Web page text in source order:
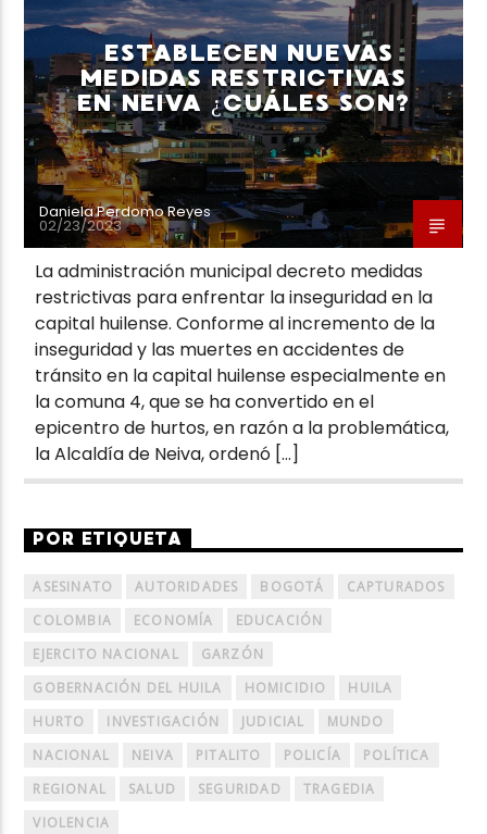
Neiva Estereo
ESTABLECEN NUEVAS
MEDIDAS RESTRICTIVAS
EN NEIVA ¿CUÁLES SON?
Daniela Perdomo Reyes
02/23/2023
La administración municipal decreto medidas
restrictivas para enfrentar la inseguridad en la
capital huilense. Conforme al incremento de la
inseguridad y las muertes en accidentes de
tránsito en la capital huilense especialmente en
la comuna 4, que se ha convertido en el
epicentro de hurtos, en razón a la problemática,
la Alcaldía de Neiva, ordenó […]
POR ETIQUETA
ASESINATO AUTORIDADES BOGOTÁ
CAPTURADOS
COLOMBIA
ECONOMÍA
EDUCACIÓN
EJERCITO NACIONAL
GARZÓN
GOBERNACIÓN DEL HUILA
HOMICIDIO
HUILA
HURTO
INVESTIGACIÓN JUDICIAL
MUNDO
NACIONAL
NEIVA PITALITO POLICÍA
POLÍTICA
REGIONAL
SALUD SEGURIDAD
TRAGEDIA
VIOLENCIA